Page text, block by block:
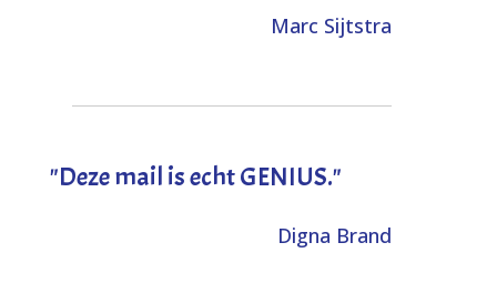
Marc Sijtstra
"Deze mail is echt GENIUS."
Digna Brand